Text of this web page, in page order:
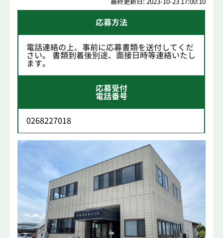
応募方法
電話連絡の上、事前に応募書類を送付してくだ
さい。 書類到着後別途、面接日時等連絡いたし
ます。
応募受付
電話番号
0268227018